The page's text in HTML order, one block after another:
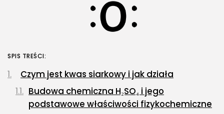
SPIS TREŚCI:
Czym jest kwas siarkowy i jak działa
Budowa chemiczna H₂SO₄ i jego
podstawowe właściwości fizykochemiczne